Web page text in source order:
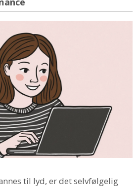
til lyd, er det selvfølgelig